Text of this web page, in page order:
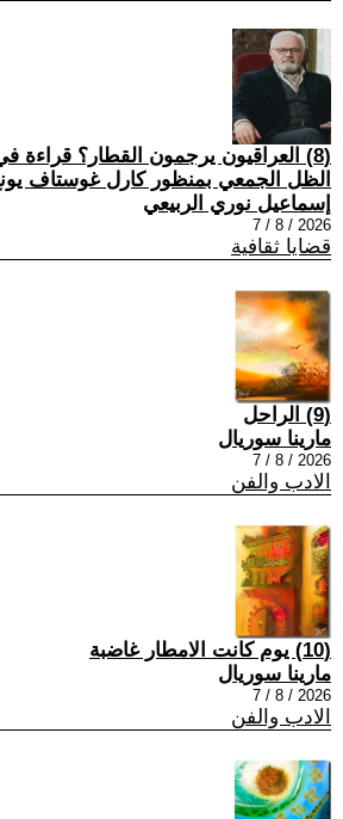
(8) العراقيون يرجمون القطار؟ قراءة
الظل الجمعي بمنظور كارل غوستاف
إسماعيل نوري الربيعي
2026 / 8 / 7
قضايا ثقافية
(9) الراحل
مارينا سوريال
2026 / 8 / 7
الادب والفن
(10) يوم كانت الامطار غاضبة
مارينا سوريال
2026 / 8 / 7
الادب والفن